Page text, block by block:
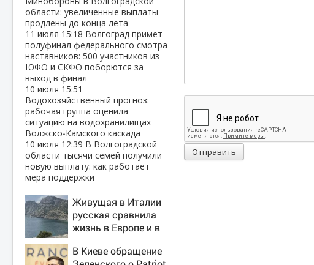
области: увеличенные выплаты
продлены до конца лета
11 июля 15:18 Волгоград примет
полуфинал федерального смотра
наставников: 500 участников из
ЮФО и СКФО поборются за
выход в финал
10 июля 15:51
Водохозяйственный прогноз:
рабочая группа оценила
ситуацию на водохранилищах
Волжско‑Камского каскада
10 июля 12:39 В Волгоградской
области тысячи семей получили
новую выплату: как работает
мера поддержки
Живущая в Италии
русская сравнила
жизнь в Европе и в
В Киеве обращение
Отправить